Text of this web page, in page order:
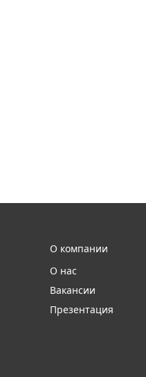
О компании
О нас
Вакансии
Презентация